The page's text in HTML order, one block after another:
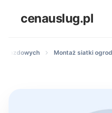
cenauslug.pl
wjazdowych Montaż siatki